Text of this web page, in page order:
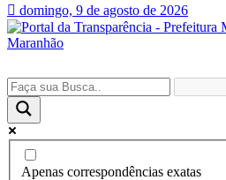
domingo, 9 de agosto de 2026
Apenas correspondências exatas